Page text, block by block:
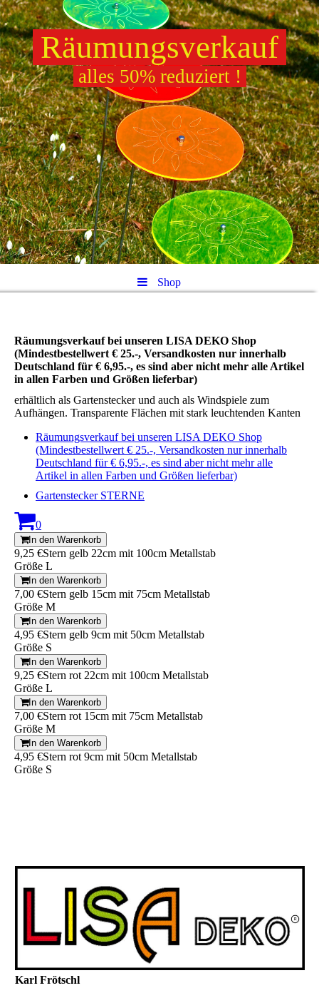
Räumungsverkauf
alles 50% reduziert !
Shop
Räumungsverkauf bei unseren LISA DEKO Shop
(Mindestbestellwert € 25.-, Versandkosten nur innerhalb
Deutschland für € 6,95.-, es sind aber nicht mehr alle Artikel
in allen Farben und Größen lieferbar)
erhältlich als Gartenstecker und auch als Windspiele zum
Aufhängen. Transparente Flächen mit stark leuchtenden Kanten
Räumungsverkauf bei unseren LISA DEKO Shop
(Mindestbestellwert € 25.-, Versandkosten nur innerhalb
Deutschland für € 6,95.-, es sind aber nicht mehr alle
Artikel in allen Farben und Größen lieferbar)
Gartenstecker STERNE
0
In den Warenkorb
9,25 €Stern gelb 22cm mit 100cm Metallstab
Größe L
In den Warenkorb
7,00 €Stern gelb 15cm mit 75cm Metallstab
Größe M
In den Warenkorb
4,95 €Stern gelb 9cm mit 50cm Metallstab
Größe S
In den Warenkorb
9,25 €Stern rot 22cm mit 100cm Metallstab
Größe L
In den Warenkorb
7,00 €Stern rot 15cm mit 75cm Metallstab
Größe M
In den Warenkorb
4,95 €Stern rot 9cm mit 50cm Metallstab
Größe S
Karl Frötschl